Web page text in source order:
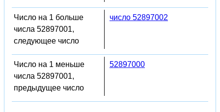
Число на 1 больше
числа 52897001,
следующее число
число 52897002
Число на 1 меньше
числа 52897001,
предыдущее число
52897000